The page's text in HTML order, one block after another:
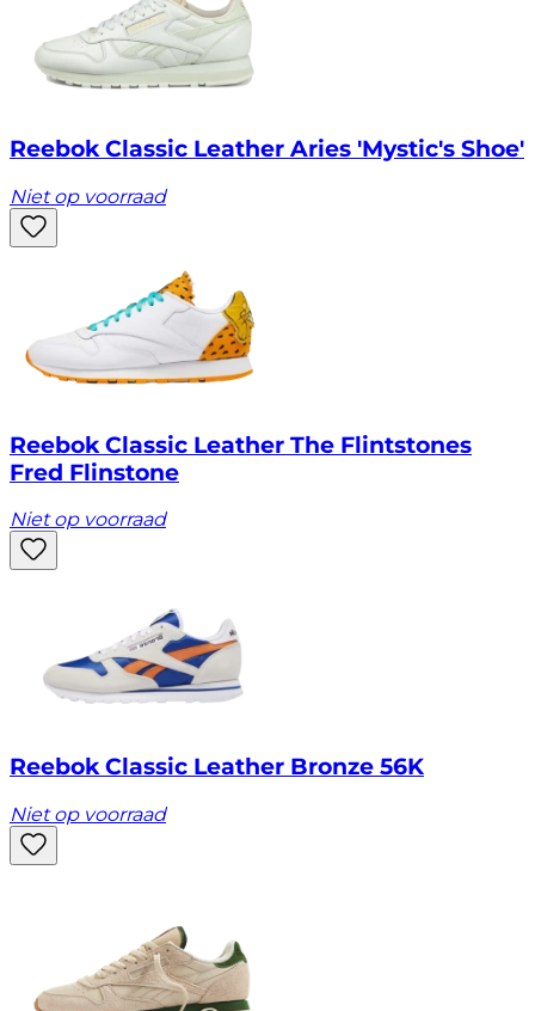
Reebok Classic Leather Aries 'Mystic's Shoe'
Niet op voorraad
Reebok Classic Leather The Flintstones
Fred Flinstone
Niet op voorraad
Reebok Classic Leather Bronze 56K
Niet op voorraad